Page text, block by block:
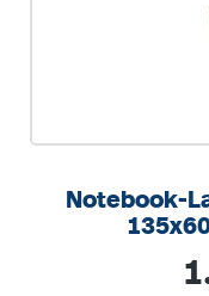
Notebook-